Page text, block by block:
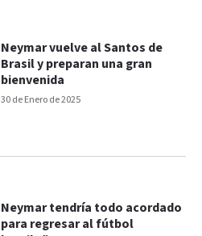
30 de Enero de 2025
Neymar vuelve al Santos de
Brasil y preparan una gran
bienvenida
Neymar tendría todo acordado
para regresar al fútbol